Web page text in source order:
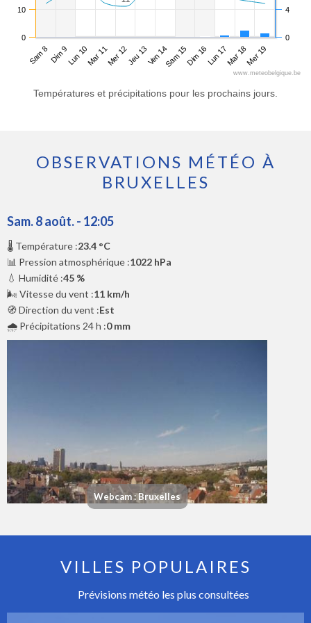
Sam 8Dim 9Lun 10Mar 11Mer 12Jeu 13Ven 14Sam 15Dim 16Lun 17Mar 18Mer 19
0
10
0
4
www.meteobelgique.be
Températures et précipitations pour les prochains jours.
OBSERVATIONS MÉTÉO À
BRUXELLES
Sam. 8 août. - 12:05
🌡️ Température :23.4 °C
📊 Pression atmosphérique :1022 hPa
💧 Humidité :45 %
🌬️ Vitesse du vent :11 km/h
🧭 Direction du vent :Est
🌧️ Précipitations 24 h :0 mm
Webcam : Bruxelles
VILLES POPULAIRES
Prévisions météo les plus consultées